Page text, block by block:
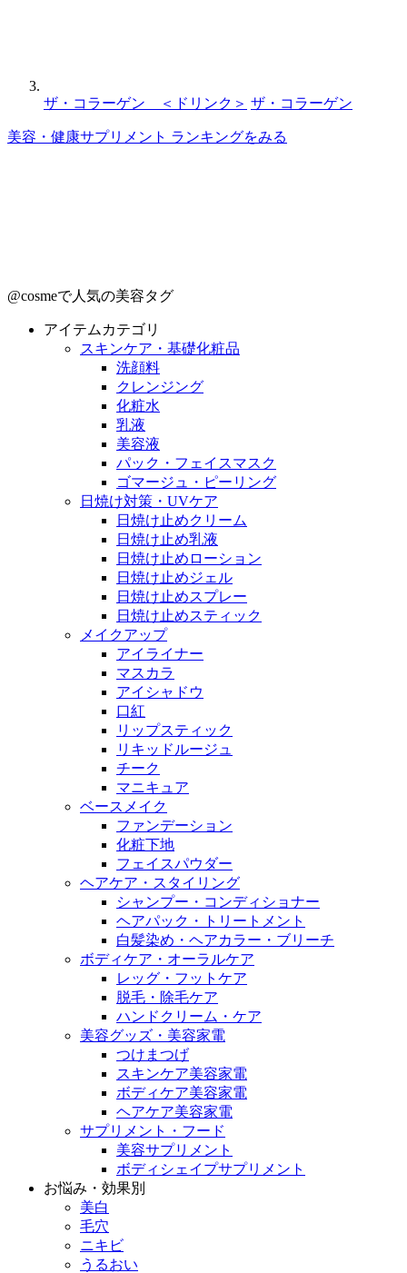
ザ・コラーゲン ＜ドリンク＞ ザ・コラーゲン
美容・健康サプリメント ランキングをみる
@cosmeで人気の美容タグ
アイテムカテゴリ
スキンケア・基礎化粧品
洗顔料
クレンジング
化粧水
乳液
美容液
パック・フェイスマスク
ゴマージュ・ピーリング
日焼け対策・UVケア
日焼け止めクリーム
日焼け止め乳液
日焼け止めローション
日焼け止めジェル
日焼け止めスプレー
日焼け止めスティック
メイクアップ
アイライナー
マスカラ
アイシャドウ
口紅
リップスティック
リキッドルージュ
チーク
マニキュア
ベースメイク
ファンデーション
化粧下地
フェイスパウダー
ヘアケア・スタイリング
シャンプー・コンディショナー
ヘアパック・トリートメント
白髪染め・ヘアカラー・ブリーチ
ボディケア・オーラルケア
レッグ・フットケア
脱毛・除毛ケア
ハンドクリーム・ケア
美容グッズ・美容家電
つけまつげ
スキンケア美容家電
ボディケア美容家電
ヘアケア美容家電
サプリメント・フード
美容サプリメント
ボディシェイプサプリメント
お悩み・効果別
美白
毛穴
ニキビ
うるおい